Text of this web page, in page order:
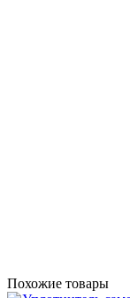
Похожие то­ва­ры